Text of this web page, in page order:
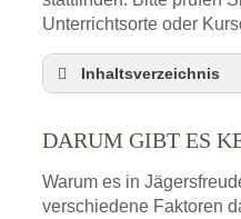
Unterrichtsorte oder
Inhaltsverzeichnis
3 schnelle Tipps
Abendschule in
DARUM GIBT ES
Warum es in
verschiedene Faktoren